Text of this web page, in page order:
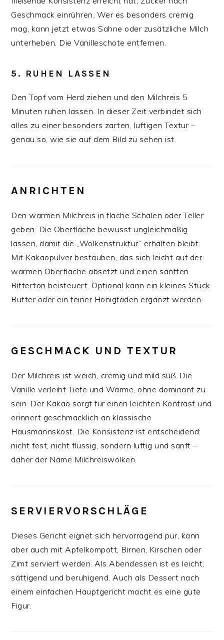
Geschmack einrühren. Wer es besonders cremig
mag, kann jetzt etwas Sahne oder zusätzliche Milch
unterheben. Die Vanilleschote entfernen.
5. RUHEN LASSEN
Den Topf vom Herd ziehen und den Milchreis 5
Minuten ruhen lassen. In dieser Zeit verbindet sich
alles zu einer besonders zarten, luftigen Textur –
genau so, wie sie auf dem Bild zu sehen ist.
ANRICHTEN
Den warmen Milchreis in flache Schalen oder Teller
geben. Die Oberfläche bewusst ungleichmäßig
lassen, damit die „Wolkenstruktur“ erhalten bleibt.
Mit Kakaopulver bestäuben, das sich leicht auf der
warmen Oberfläche absetzt und einen sanften
Bitterton beisteuert. Optional kann ein kleines Stück
Butter oder ein feiner Honigfaden ergänzt werden.
GESCHMACK UND TEXTUR
Der Milchreis ist weich, cremig und mild süß. Die
Vanille verleiht Tiefe und Wärme, ohne dominant zu
sein. Der Kakao sorgt für einen leichten Kontrast und
erinnert geschmacklich an klassische
Hausmannskost. Die Konsistenz ist entscheidend:
nicht fest, nicht flüssig, sondern luftig und sanft –
daher der Name Milchreiswolken.
SERVIERVORSCHLÄGE
Dieses Gericht eignet sich hervorragend pur, kann
aber auch mit Apfelkompott, Birnen, Kirschen oder
Zimt serviert werden. Als Abendessen ist es leicht,
sättigend und beruhigend. Auch als Dessert nach
einem einfachen Hauptgericht macht es eine gute
Figur.